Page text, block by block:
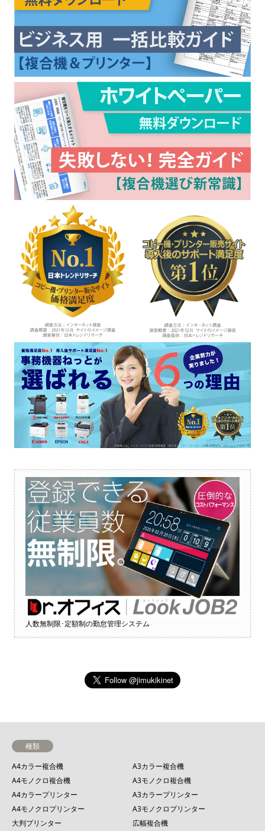
人数無制限･定額制の勤怠管理システム
種類
A4カラー複合機
A3カラー複合機
A4モノクロ複合機
A3モノクロ複合機
A4カラープリンター
A3カラープリンター
A4モノクロプリンター
A3モノクロプリンター
大判プリンター
広幅複合機